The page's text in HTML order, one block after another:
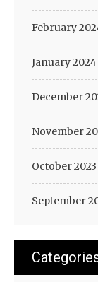
February
January 2024
December
November
October 2023
September